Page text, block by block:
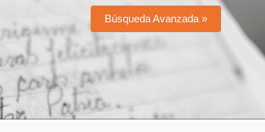
Búsqueda Avanzada »